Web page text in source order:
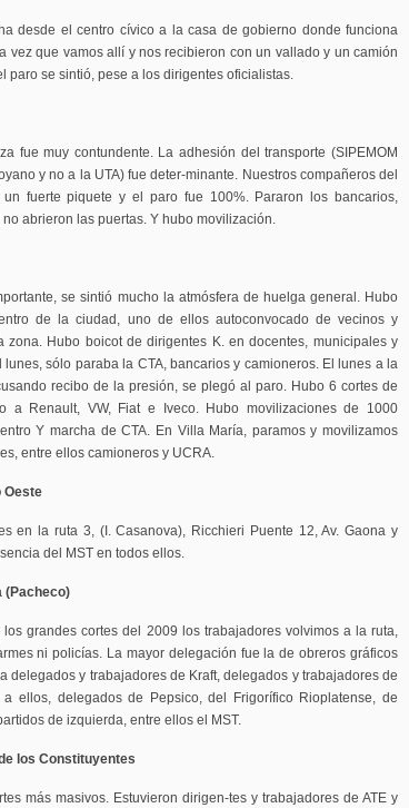
desde el centro cívico a la casa de gobierno donde funciona
vez que vamos allí y nos recibieron con un vallado y un camión
paro se sintió, pese a los dirigentes oficialistas.
fue muy contundente. La adhesión del transporte (SIPEMOM
y no a la UTA) fue deter-minante. Nuestros compañeros del
un fuerte piquete y el paro fue 100%. Pararon los bancarios,
abrieron las puertas. Y hubo movilización.
se sintió mucho la atmósfera de huelga general. Hubo
de la ciudad, uno de ellos autoconvocado de vecinos y
zona. Hubo boicot de dirigentes K. en docentes, municipales y
sólo paraba la CTA, bancarios y camioneros. El lunes a la
recibo de la presión, se plegó al paro. Hubo 6 cortes de
a Renault, VW, Fiat e Iveco. Hubo movilizaciones de 1000
Y marcha de CTA. En Villa María, paramos y movilizamos
entre ellos camioneros y UCRA.
Oeste
en la ruta 3, (I. Casanova), Ricchieri Puente 12, Av. Gaona y
del MST en todos ellos.
(Pacheco)
los grandes cortes del 2009 los trabajadores volvimos a la ruta,
ni policías. La mayor delegación fue la de obreros gráficos
delegados y trabajadores de Kraft, delegados y trabajadores de
ellos, delegados de Pepsico, del Frigorífico Rioplatense, de
de izquierda, entre ellos el MST.
los Constituyentes
más masivos. Estuvieron dirigen-tes y trabajadores de ATE y